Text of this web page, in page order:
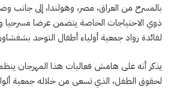
بالمسرح من العراق، مصر، وهولندا، إلى جانب
ذوي الاحتياجات الخاصة يتضمن عرضا مسرحيا
لفائدة رواد جمعية أولياء أطفال التوحد
يذكر أنه على هامش فعاليات هذا المهرجان
لحقوق الطفل، الذي تسعى من خلاله جمعية